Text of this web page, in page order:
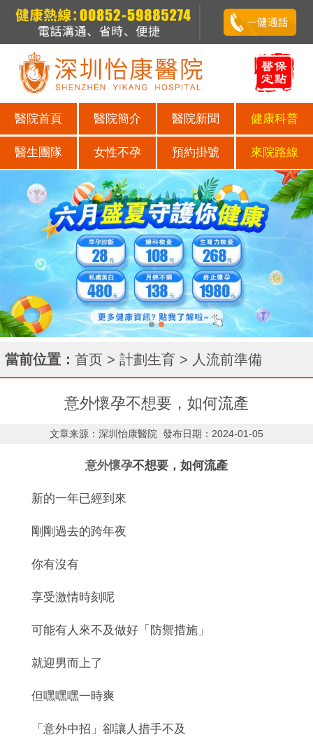
醫院首頁 醫院簡介 醫院新聞 健康科普
醫生團隊 女性不孕 預約掛號 來院路線
當前位置： 首页 > 計劃生育 > 人流前準備
意外懷孕不想要，如何流產
文章来源：深圳怡康醫院 發布日期：2024-01-05
意外懷孕不想要，如何流產
新的一年已經到來
剛剛過去的跨年夜
你有沒有
享受激情時刻呢
可能有人來不及做好「防禦措施」
就迎男而上了
但嘿嘿嘿一時爽
「意外中招」卻讓人措手不及